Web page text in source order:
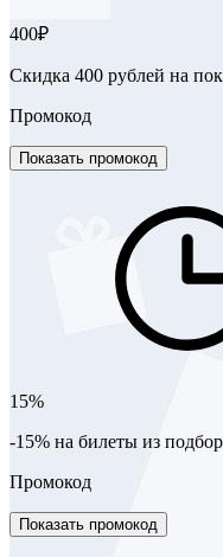
400₽
Скидка 400 рублей на
Промокод
Показать промокод
15%
-15% на билеты из
Промокод
Показать промокод